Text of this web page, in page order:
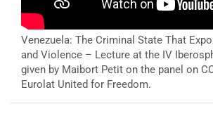
Venezuela: The Criminal State That
and Violence – Lecture at the IV
given by Maibort Petit on the panel on
Eurolat United for Freedom.